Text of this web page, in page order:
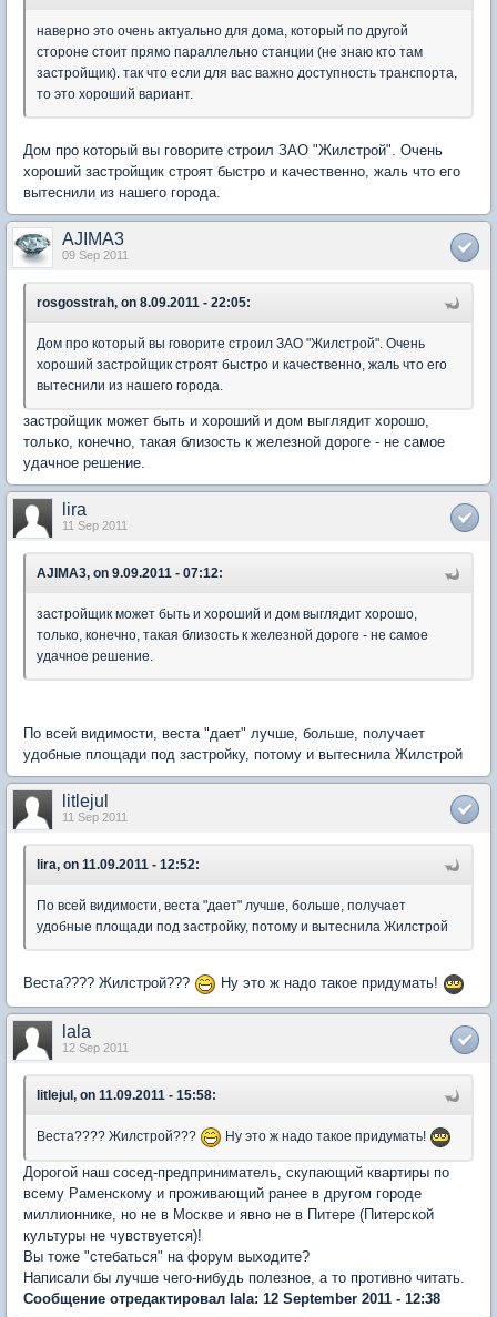
наверно это очень актуально для дома, который по другой
стороне стоит прямо параллельно станции (не знаю кто там
застройщик). так что если для вас важно доступность транспорта,
то это хороший вариант.
Дом про который вы говорите строил ЗАО "Жилстрой". Очень
хороший застройщик строят быстро и качественно, жаль что его
вытеснили из нашего города.
AJIMA3
09 Sep 2011
rosgosstrah, on 8.09.2011 - 22:05:
Дом про который вы говорите строил ЗАО "Жилстрой". Очень
хороший застройщик строят быстро и качественно, жаль что его
вытеснили из нашего города.
застройщик может быть и хороший и дом выглядит хорошо,
только, конечно, такая близость к железной дороге - не самое
удачное решение.
lira
11 Sep 2011
AJIMA3, on 9.09.2011 - 07:12:
застройщик может быть и хороший и дом выглядит хорошо,
только, конечно, такая близость к железной дороге - не самое
удачное решение.
По всей видимости, веста "дает" лучше, больше, получает
удобные площади под застройку, потому и вытеснила Жилстрой
litlejul
11 Sep 2011
lira, on 11.09.2011 - 12:52:
По всей видимости, веста "дает" лучше, больше, получает
удобные площади под застройку, потому и вытеснила Жилстрой
Веста???? Жилстрой??? Ну это ж надо такое придумать!
lala
12 Sep 2011
litlejul, on 11.09.2011 - 15:58:
Веста???? Жилстрой??? Ну это ж надо такое придумать!
Дорогой наш сосед-предприниматель, скупающий квартиры по
всему Раменскому и проживающий ранее в другом городе
миллионнике, но не в Москве и явно не в Питере (Питерской
культуры не чувствуется)!
Вы тоже "стебаться" на форум выходите?
Написали бы лучше чего-нибудь полезное, а то противно читать.
Сообщение отредактировал lala: 12 September 2011 - 12:38